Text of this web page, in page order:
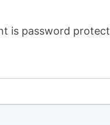
is password